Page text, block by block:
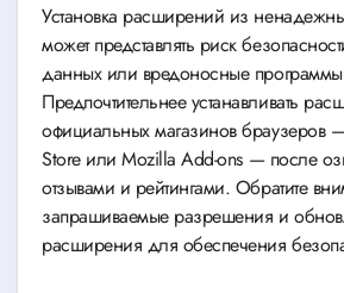
Установка расширений из
может представлять риск
данных или вредоносные
Предпочтительнее устанавливать
официальных магазинов браузеров
Store или Mozilla Add-ons — после
отзывами и рейтингами. Обратите
запрашиваемые разрешения и
расширения для обеспечения